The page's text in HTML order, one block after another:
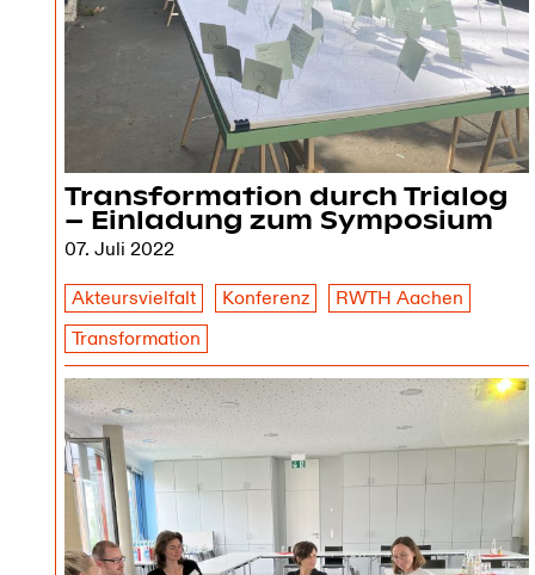
Transformation durch Trialog
– Einladung zum Symposium
07. Juli 2022
Akteursvielfalt Konferenz
RWTH Aachen
Transformation